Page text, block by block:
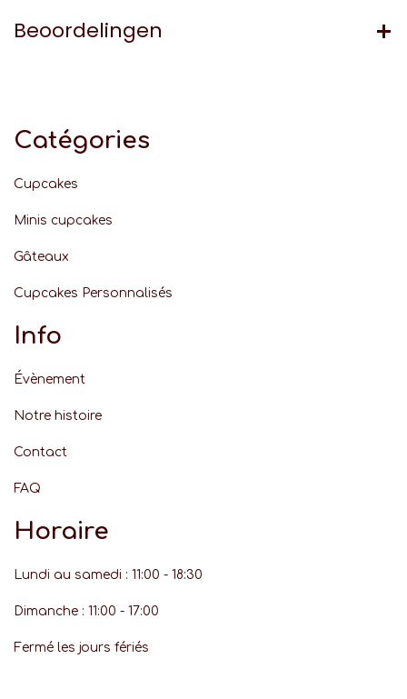
Beoordelingen
Catégories
Cupcakes
Minis cupcakes
Gâteaux
Cupcakes Personnalisés
Info
Évènement
Notre histoire
Contact
FAQ
Horaire
Lundi au samedi : 11:00 - 18:30
Dimanche : 11:00 - 17:00
Fermé les jours fériés